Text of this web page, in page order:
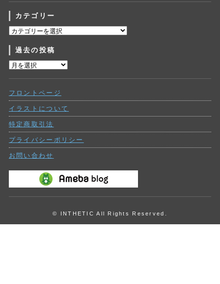
カテゴリー
カ
ゴ
リ
ー
過去の投稿
過
投
稿
フロントページ
イラストについて
特定商取引法
プライバシーポリシー
お問い合わせ
© INTHETIC All Rights Reserved.